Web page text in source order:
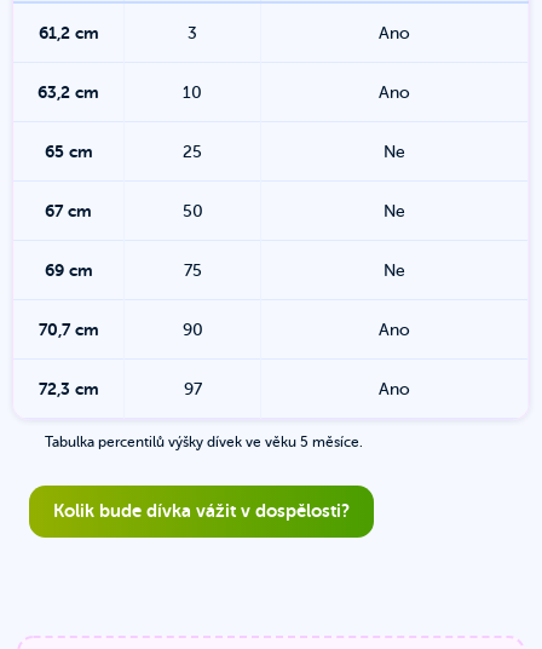
61,2cm 3 Ano
63,2 cm 10 Ano
65cm 25 Ne
67cm 50 Ne
69cm 75 Ne
70,7cm 90 Ano
72,3 cm 97 Ano
Tabulka percentilů výšky dívek ve věku 5 měsíce.
Kolik bude dívka vážit v dospělosti?